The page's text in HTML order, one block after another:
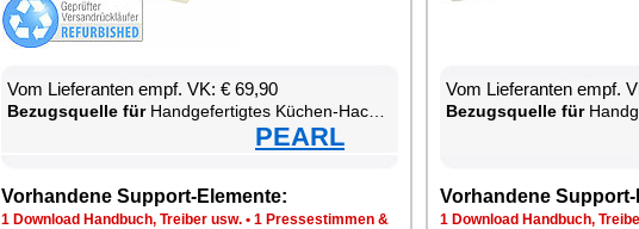
Vom Lie­fe­ran­ten empf. VK: € 69,90
Be­zugs­quel­le fürHand­ge­fer­tig­tes Kü­chen-Hack­mes­ser
PEARL
Vor­han­de­ne Sup­port-Ele­men­te:
1 Down­load Hand­buch, Trei­ber usw. • 1 Pres­se­stim­men &
Vom Lie­fe­ran­ten empf.
Be­zugs­quel­le für
Vor­han­de­ne Sup­port-
1 Down­load Hand­buch,